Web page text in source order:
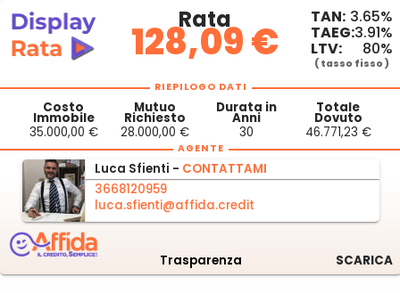
Rata
128,09 €
TAN: 3.65%
TAEG:3.91%
LTV: 80%
( tasso fisso )
RIEPILOGO DATI
Costo
Immobile
35.000,00 €
Mutuo
Richiesto
28.000,00 €
Durata in
Anni
30
Totale
Dovuto
46.771,23 €
AGENTE
Luca Sfienti - CONTATTAMI
3668120959
luca.sfienti@affida.credit
Trasparenza SCARICA